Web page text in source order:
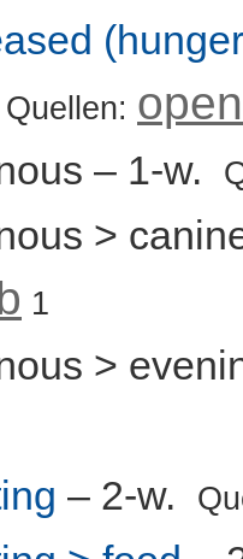
Quellen:
– 1-w.
>
1
>
– 2-w.